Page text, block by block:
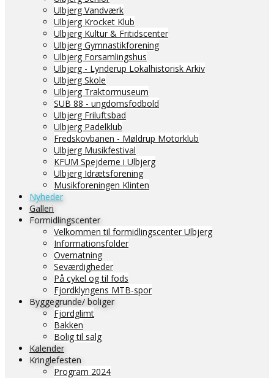
Ulbjerg Vandværk
Ulbjerg Krocket Klub
Ulbjerg Kultur & Fritidscenter
Ulbjerg Gymnastikforening
Ulbjerg Forsamlingshus
Ulbjerg - Lynderup Lokalhistorisk Arkiv
Ulbjerg Skole
Ulbjerg Traktormuseum
SUB 88 - ungdomsfodbold
Ulbjerg Friluftsbad
Ulbjerg Padelklub
Fredskovbanen - Møldrup Motorklub
Ulbjerg Musikfestival
KFUM Spejderne i Ulbjerg
Ulbjerg Idrætsforening
Musikforeningen Klinten
Nyheder
Galleri
Formidlingscenter
Velkommen til formidlingscenter Ulbjerg
Informationsfolder
Overnatning
Seværdigheder
På cykel og til fods
Fjordklyngens MTB-spor
Byggegrunde/ boliger
Fjordglimt
Bakken
Bolig til salg
Kalender
Kringlefesten
Program 2024